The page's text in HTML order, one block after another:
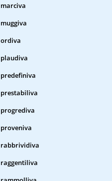
marciva
muggiva
ordiva
plaudiva
predefiniva
prestabiliva
progrediva
proveniva
rabbrividiva
raggentiliva